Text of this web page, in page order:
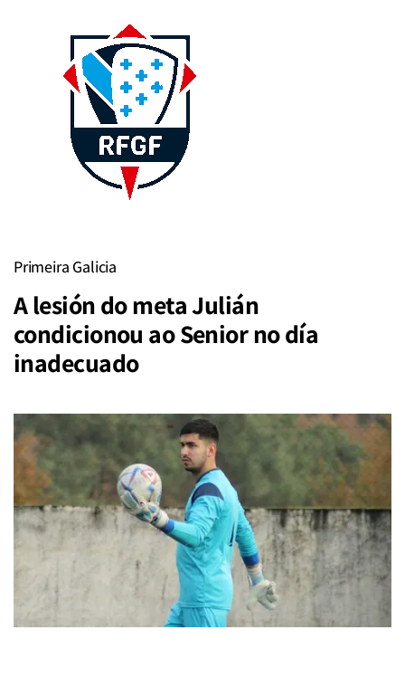
Primeira Galicia
A lesión do meta Julián
condicionou ao Senior no día
inadecuado